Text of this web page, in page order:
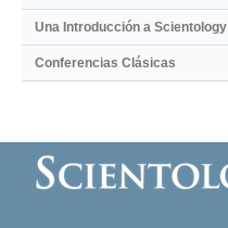
Una Introducción a Scientology
Conferencias Clásicas